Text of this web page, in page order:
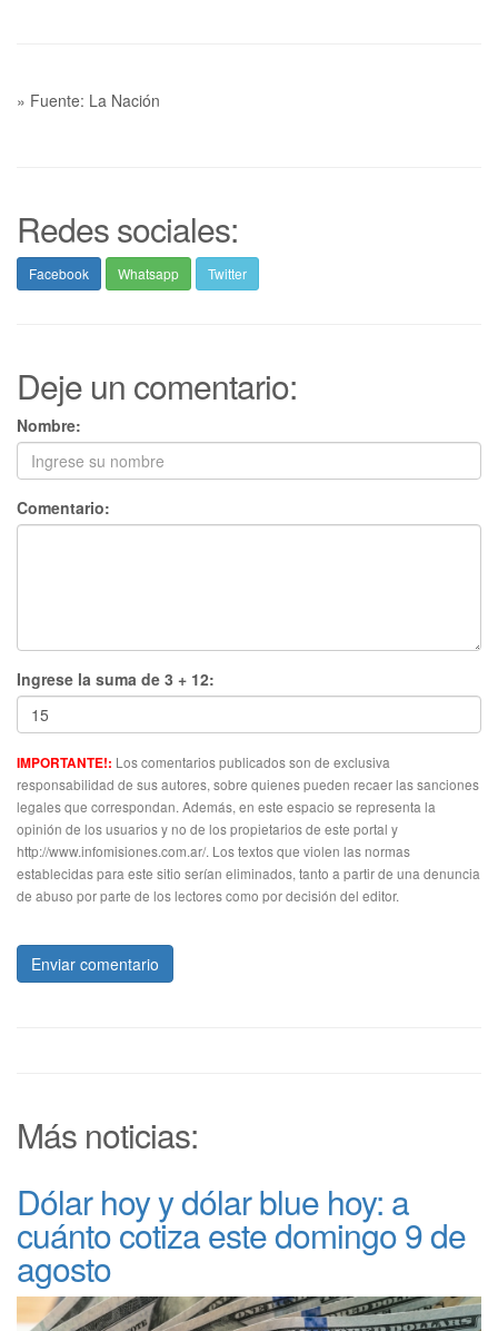
» Fuente: La Nación
Redes sociales:
Facebook Whatsapp Twitter
Deje un comentario:
Nombre:
Comentario:
Ingrese la suma de 3 + 12:
IMPORTANTE!: Los comentarios publicados son de exclusiva
responsabilidad de sus autores, sobre quienes pueden recaer las sanciones
legales que correspondan. Además, en este espacio se representa la
opinión de los usuarios y no de los propietarios de este portal y
http://www.infomisiones.com.ar/. Los textos que violen las normas
establecidas para este sitio serían eliminados, tanto a partir de una denuncia
de abuso por parte de los lectores como por decisión del editor.
Enviar comentario
Más noticias:
Dólar hoy y dólar blue hoy: a
cuánto cotiza este domingo 9 de
agosto